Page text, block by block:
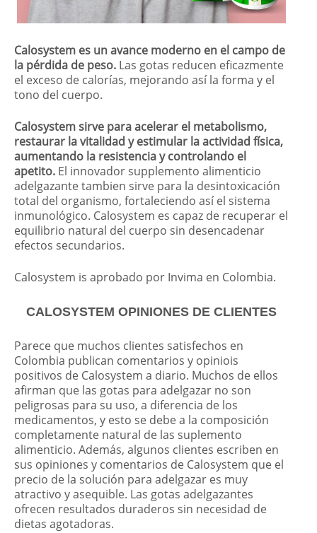
Calosystem es un avance moderno en el campo de
la pérdida de peso. Las gotas reducen eficazmente
el exceso de calorías, mejorando así la forma y el
tono del cuerpo.
Calosystem sirve para acelerar el metabolismo,
restaurar la vitalidad y estimular la actividad física,
aumentando la resistencia y controlando el
apetito. El innovador supplemento alimenticio
adelgazante tambien sirve para la desintoxicación
total del organismo, fortaleciendo así el sistema
inmunológico. Calosystem es capaz de recuperar el
equilibrio natural del cuerpo sin desencadenar
efectos secundarios.
Calosystem is aprobado por Invima en Colombia.
CALOSYSTEM OPINIONES DE CLIENTES
Parece que muchos clientes satisfechos en
Colombia publican comentarios y opiniois
positivos de Calosystem a diario. Muchos de ellos
afirman que las gotas para adelgazar no son
peligrosas para su uso, a diferencia de los
medicamentos, y esto se debe a la composición
completamente natural de las suplemento
alimenticio. Además, algunos clientes escriben en
sus opiniones y comentarios de Calosystem que el
precio de la solución para adelgazar es muy
atractivo y asequible. Las gotas adelgazantes
ofrecen resultados duraderos sin necesidad de
dietas agotadoras.